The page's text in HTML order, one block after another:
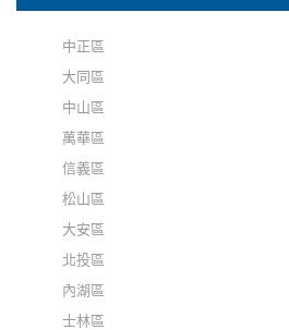
中正區
大同區
中山區
萬華區
信義區
松山區
大安區
北投區
內湖區
士林區